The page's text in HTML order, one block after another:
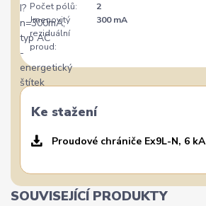
Počet pólů:
2
Jmenovitý
reziduální
proud:
300 mA
Ke stažení
Proudové chrániče Ex9L-N, 6 kA
SOUVISEJÍCÍ PRODUKTY